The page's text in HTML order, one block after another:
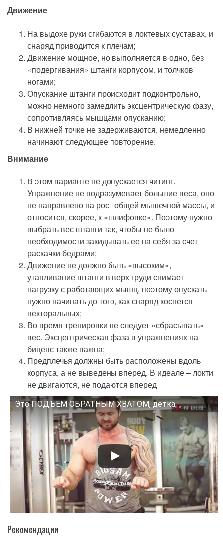
Движение
На выдохе руки сгибаются в локтевых суставах, и
снаряд приводится к плечам;
Движение мощное, но выполняется в одно, без
«подергивания» штанги корпусом, и толчков
ногами;
Опускание штанги происходит подконтрольно,
можно немного замедлить эксцентрическую фазу,
сопротивляясь мышцами опусканию;
В нижней точке не задерживаются, немедленно
начинают следующее повторение.
Внимание
В этом варианте не допускается читинг.
Упражнение не подразумевает большие веса, оно
не направлено на рост общей мышечной массы, и
относится, скорее, к «шлифовке». Поэтому нужно
выбрать вес штанги так, чтобы не было
необходимости закидывать ее на себя за счет
раскачки бедрами;
Движение не должно быть «высоким»,
утапливание штанги в верх груди снимает
нагрузку с работающих мышц, поэтому опускать
нужно начинать до того, как снаряд коснется
пекторальных;
Во время тренировки не следует «сбрасывать»
вес. Эксцентрическая фаза в упражнениях на
бицепс также важна;
Предплечья должны быть расположены вдоль
корпуса, а не выведены вперед. В идеале – локти
не двигаются, не подаются вперед
Это ПОДЪЕМ ОБРАТНЫМ ХВАТОМ, детка.
Смотрите это видео на YouTube
Рекомендации